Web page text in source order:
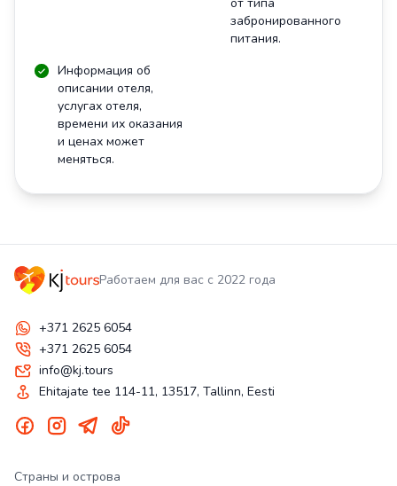
забронированного
питания.
Информация об
описании отеля,
услугах отеля,
времени их оказания
и ценах может
меняться.
Работаем для вас с 2022 года
+371 2625 6054
+371 2625 6054
info@kj.tours
Ehitajate tee 114-11, 13517, Tallinn, Eesti
Страны и острова